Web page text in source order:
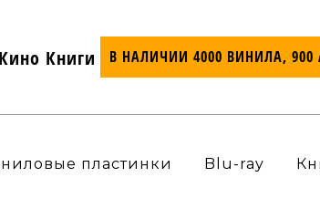
Книги В НАЛИЧИИ 4000 ВИНИЛА,
пластинки Blu-ray